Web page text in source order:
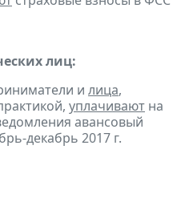
лиц:
и лица,
уплачивают на
авансовый
декабрь 2017 г.